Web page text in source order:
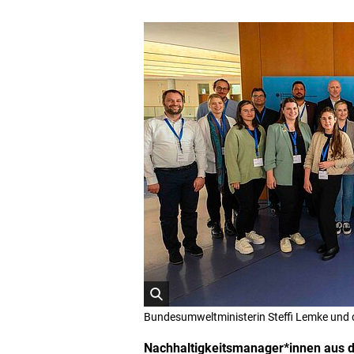
ö
f
Bundesumweltministerin Steffi Lemke und
Nachhaltigkeitsmanager*innen aus